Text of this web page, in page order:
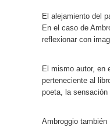
El alejamiento del
En el caso de
reflexionar con
El mismo autor, en
perteneciente al
poeta, la
Ambroggio